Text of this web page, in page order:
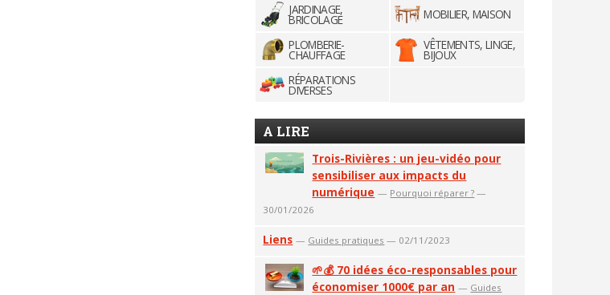
JARDINAGE,
BRICOLAGE
MOBILIER, MAISON
PLOMBERIE-
CHAUFFAGE
VÊTEMENTS, LINGE,
BIJOUX
RÉPARATIONS
DIVERSES
A LIRE
Trois-Rivières : un jeu-vidéo pour
sensibiliser aux impacts du
numérique — Pourquoi réparer ? —
30/01/2026
Liens — Guides pratiques — 02/11/2023
🌱💰 70 idées éco-responsables pour
économiser 1000€ par an — Guides